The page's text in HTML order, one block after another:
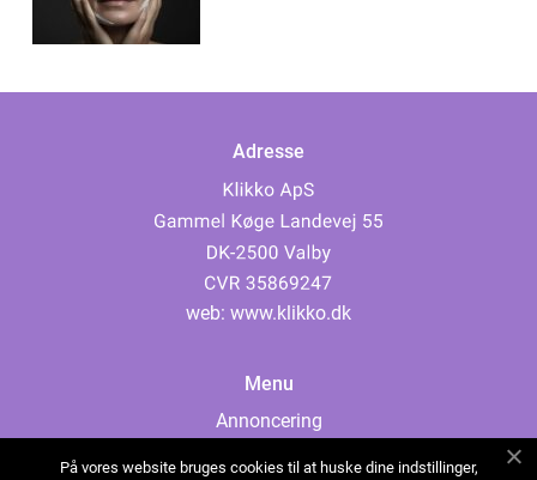
Adresse
web: www.klikko.dk
Menu
Annoncering
På vores website bruges cookies til at huske dine indstillinger,